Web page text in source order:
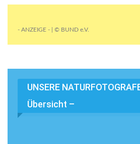
- ANZEIGE - | © BUND e.V.
UNSERE
Übersicht –